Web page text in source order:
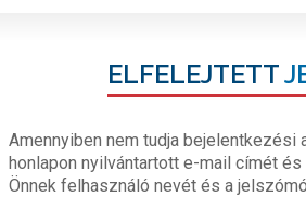
ELFELEJTETT
Amennyiben nem tudja bejelentkezési
honlapon nyilvántartott e-mail címét
Önnek felhasználó nevét és a